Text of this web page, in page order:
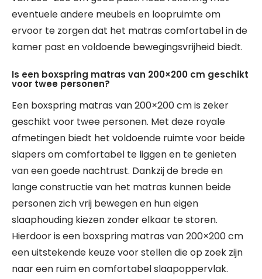
eventuele andere meubels en loopruimte om
ervoor te zorgen dat het matras comfortabel in de
kamer past en voldoende bewegingsvrijheid biedt.
Is een boxspring matras van 200×200 cm geschikt
voor twee personen?
Een boxspring matras van 200×200 cm is zeker
geschikt voor twee personen. Met deze royale
afmetingen biedt het voldoende ruimte voor beide
slapers om comfortabel te liggen en te genieten
van een goede nachtrust. Dankzij de brede en
lange constructie van het matras kunnen beide
personen zich vrij bewegen en hun eigen
slaaphouding kiezen zonder elkaar te storen.
Hierdoor is een boxspring matras van 200×200 cm
een uitstekende keuze voor stellen die op zoek zijn
naar een ruim en comfortabel slaapoppervlak.